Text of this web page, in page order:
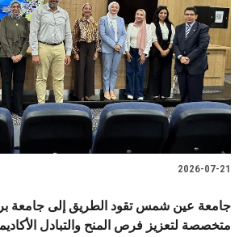
2026-07-21
جامعة عين شمس تقود الطريق إلى جامعة
متخصصة لتعزيز فرص المنح والتبادل